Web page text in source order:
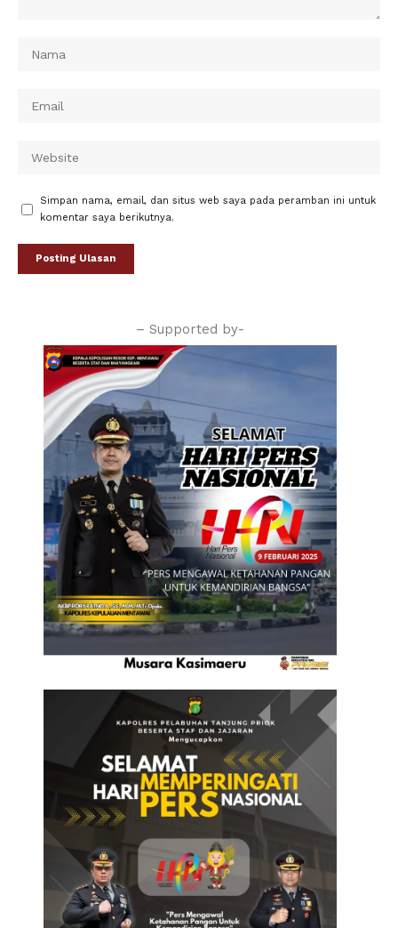
Simpan nama, email, dan situs web saya pada peramban ini untuk
komentar saya berikutnya.
– Supported by-